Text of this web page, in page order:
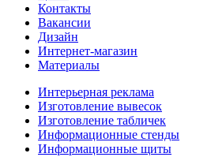
Контакты
Вакансии
Дизайн
Интернет-магазин
Материалы
Интерьерная реклама
Изготовление вывесок
Изготовление табличек
Информационные стенды
Информационные щиты